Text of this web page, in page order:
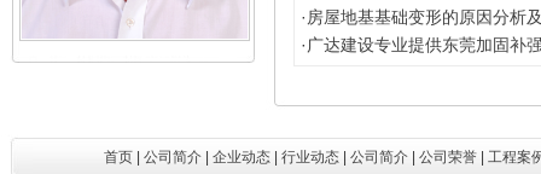
· 房屋地基基础变形的原因分析
· 广达建设专业提供东莞加固补
首页 公司简介 企业动态 行业动态 公司简介 公司荣誉 工程案